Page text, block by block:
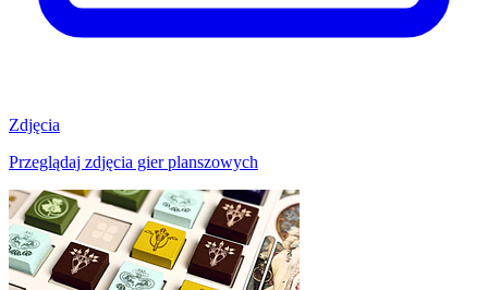
Zdjęcia
Przeglądaj zdjęcia gier planszowych